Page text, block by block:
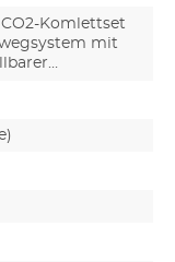
CO2-Komlettset
mit